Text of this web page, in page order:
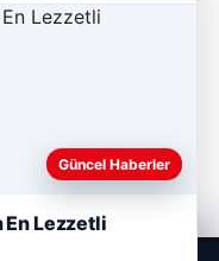
Güncel Haberler
En Lezzetli